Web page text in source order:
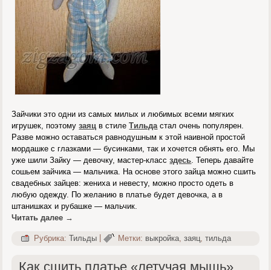
Зайчики это одни из самых милых и любимых всеми мягких
игрушек, поэтомузаяц в стилеТильдастал очень популярен.
Разве можно оставаться равнодушным к этой наивной простой
мордашке с глазками — бусинками, так и хочется обнять его. Мы
уже шили Зайку — девочку, мастер-классздесь. Теперь давайте
сошьем зайчика — мальчика. На основе этого зайца можно сшить
свадебных зайцев: жениха и невесту, можно просто одеть в
любую одежду. По желанию в платье будет девочка, а в
штанишках и рубашке — мальчик.
Читать далее →
Рубрика: Тильды | Метки: выкройка ,заяц ,тильда
Как сшить платье «летучая мышь»